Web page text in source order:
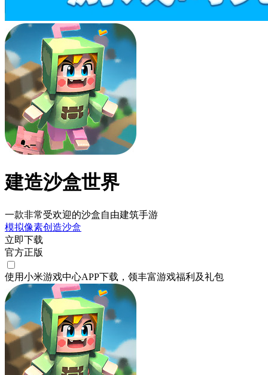
建造沙盒世界
一款非常受欢迎的沙盒自由建筑手游
模拟像素创造沙盒
立即下载
官方正版
使用小米游戏中心APP下载 ，领丰富游戏福利 及礼包